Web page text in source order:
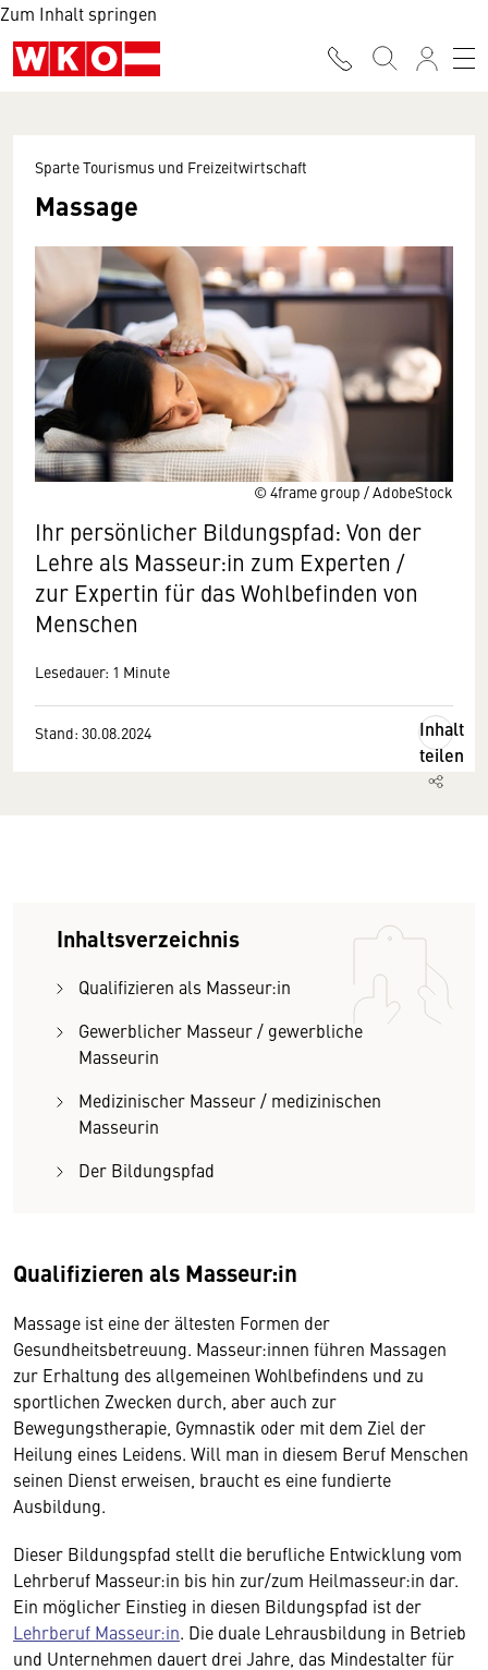
Zum Inhalt springen
© 4frame group / AdobeStock
Sparte Tourismus und Freizeitwirtschaft
Massage
Ihr persönlicher Bildungspfad: Von der
Lehre als Masseur:in zum Experten /
zur Expertin für das Wohlbefinden von
Menschen
Lesedauer: 1 Minute
Stand: 30.08.2024
Inhalt
teilen
Inhaltsverzeichnis
Qualifizieren als Masseur:in
Gewerblicher Masseur / gewerbliche
Masseurin
Medizinischer Masseur / medizinischen
Masseurin
Der Bildungspfad
Qualifizieren als Masseur:in
Massage ist eine der ältesten Formen der
Gesundheitsbetreuung. Masseur:innen führen Massagen
zur Erhaltung des allgemeinen Wohlbefindens und zu
sportlichen Zwecken durch, aber auch zur
Bewegungstherapie, Gymnastik oder mit dem Ziel der
Heilung eines Leidens. Will man in diesem Beruf Menschen
seinen Dienst erweisen, braucht es eine fundierte
Ausbildung.
Dieser Bildungspfad stellt die berufliche Entwicklung vom
Lehrberuf Masseur:in bis hin zur/zum Heilmasseur:in dar.
Ein möglicher Einstieg in diesen Bildungspfad ist der
Lehrberuf Masseur:in. Die duale Lehrausbildung in Betrieb
und Unternehmen dauert drei Jahre, das Mindestalter für